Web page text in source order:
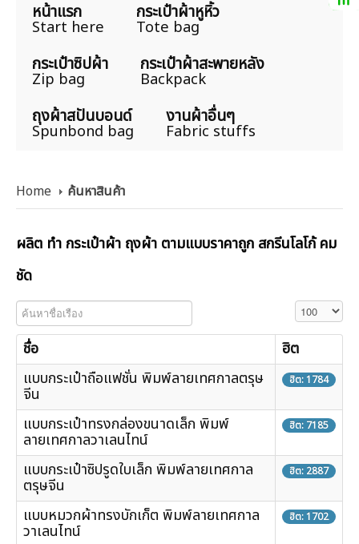
หน้าแรก
Start here
กระเป๋าผ้าหูหิ้ว
Tote bag
กระเป๋าซิปผ้า
Zip bag
กระเป๋าผ้าสะพายหลัง
Backpack
ถุงผ้าสปันบอนด์
Spunbond bag
งานผ้าอื่นๆ
Fabric stuffs
Home ค้นหาสินค้า
ผลิต ทำ กระเป๋าผ้า ถุงผ้า ตามแบบราคาถูก สกรีนโลโก้ คม
ชัด
ค้นหาชื่อเรือง แสดง #
ชื่อ
ฮิต
แบบกระเป๋าถือแฟชั่น พิมพ์ลายเทศกาลตรุษ
จีน
ฮิต: 1784
แบบกระเป๋าทรงกล่องขนาดเล็ก พิมพ์
ลายเทศกาลวาเลนไทน์
ฮิต: 7185
แบบกระเป๋าซิปรูดใบเล็ก พิมพ์ลายเทศกาล
ตรุษจีน
ฮิต: 2887
แบบหมวกผ้าทรงบักเก็ต พิมพ์ลายเทศกาล
วาเลนไทน์
ฮิต: 1702